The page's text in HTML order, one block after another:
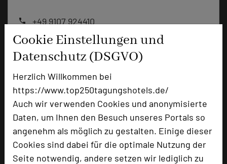
Cookie Einstellungen und
Datenschutz (DSGVO)
Herzlich Willkommen bei
https://www.top250tagungshotels.de/
Auch wir verwenden Cookies und anonymisierte
Daten, um Ihnen den Besuch unseres Portals so
angenehm als möglich zu gestalten. Einige dieser
Cookies sind dabei für die optimale Nutzung der
Seite notwendig, andere setzen wir lediglich zu
phone +49 9107 924410
mail Email
zur Tagungsanfrage hinzufügen
Bewertung
Tagungsplaner